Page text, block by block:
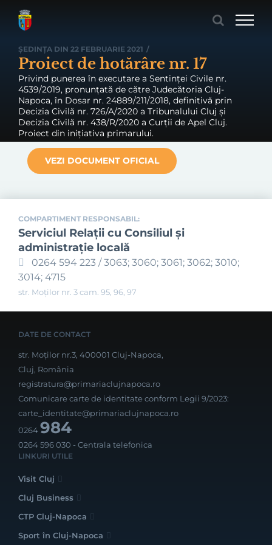
ȘEDINȚA DIN 22 FEBRUARIE 2021 /
Proiect de hotărâre nr. 17
Privind punerea în executare a Sentinței Civile nr.
4539/2019, pronunțată de către Judecătoria Cluj-
Napoca, în Dosar nr. 24889/211/2018, definitivă prin
Decizia Civilă nr. 726/A/2020 a Tribunalului Cluj și
Decizia Civilă nr. 438/R/2020 a Curții de Apel Cluj.
Proiect din inițiativa primarului.
VEZI DOCUMENT OFICIAL
COMPARTIMENT RESPONSABIL:
Serviciul Relaţii cu Consiliul şi
administraţie locală
0264 594 223 / 3063; 3060; 3061; 3062; 3010;
3014; 4715
str. Moților nr. 3 cam. 95, 96, 97
DATE DE CONTACT
str. Moților nr.3, 400001 Cluj-Napoca,
Cluj, România
registratura@primariaclujnapoca.ro
Comunicare carte de identitate conform Legii 9/2023:
carte_identitate@primariaclujnapoca.ro
0264984
0264 596 030 - Centrala telefonica
LINKURI UTILE
Visit Cluj
Cluj Business
CTP Cluj-Napoca
Sport în Cluj-Napoca